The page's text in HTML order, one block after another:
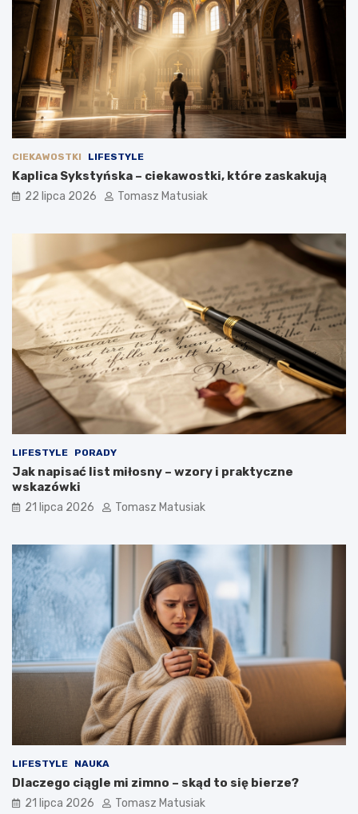
CIEKAWOSTKI LIFESTYLE
Kaplica Sykstyńska – ciekawostki, które zaskakują
22 lipca 2026 Tomasz Matusiak
LIFESTYLE PORADY
Jak napisać list miłosny – wzory i praktyczne
wskazówki
21 lipca 2026 Tomasz Matusiak
LIFESTYLE NAUKA
Dlaczego ciągle mi zimno – skąd to się bierze?
21 lipca 2026 Tomasz Matusiak